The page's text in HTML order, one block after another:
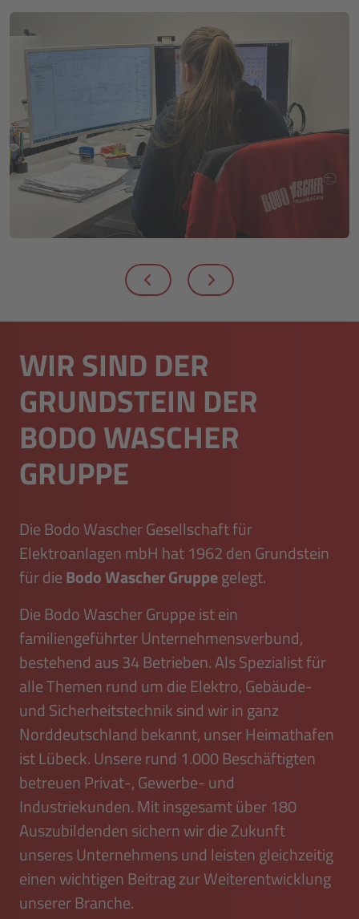
WIR SIND DER
GRUNDSTEIN DER
BODO WASCHER
GRUPPE
Die Bodo Wascher Gesellschaft für
Elektroanlagen mbH hat 1962 den Grundstein
für dieBodo Wascher Gruppegelegt.
Die Bodo Wascher Gruppe ist ein
familiengeführter Un­ter­neh­mensverbund,
bestehend aus 34 Betrieben. Als Spezialist für
alle Themen rund um die Elektro, Gebäude-
und Sicherheitstechnik sind wir in ganz
Norddeutschland bekannt, unser Heimathafen
ist Lübeck. Unsere rund 1.000 Beschäftigten
betreuen Privat-, Gewerbe- und
Industriekunden. Mit insgesamt über 180
Auszubildenden sichern wir die Zukunft
unseres Unternehmens und leisten gleichzeitig
einen wichtigen Beitrag zur Weiterentwicklung
unserer Branche.